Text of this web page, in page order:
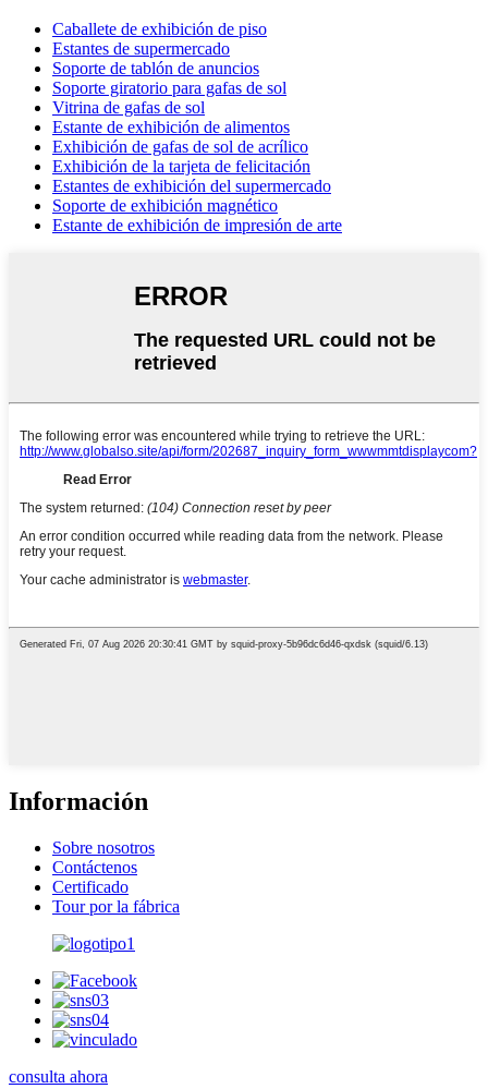
Caballete de exhibición de piso
Estantes de supermercado
Soporte de tablón de anuncios
Soporte giratorio para gafas de sol
Vitrina de gafas de sol
Estante de exhibición de alimentos
Exhibición de gafas de sol de acrílico
Exhibición de la tarjeta de felicitación
Estantes de exhibición del supermercado
Soporte de exhibición magnético
Estante de exhibición de impresión de arte
Información
Sobre nosotros
Contáctenos
Certificado
Tour por la fábrica
consulta ahora